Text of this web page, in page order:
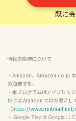
既に
他社の商標について
・Amazon、Amazon.co.jp
の商標です。
・本プログラムはアイブリッ
わせは Amazon ではお受けし
（https://
・ Google Play は Google LLC